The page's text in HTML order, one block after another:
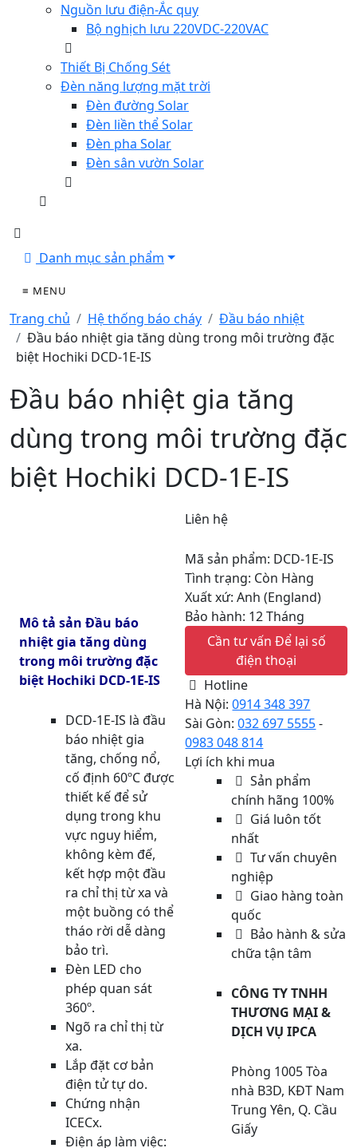
Nguồn lưu điện-Ắc quy
Bộ nghịch lưu 220VDC-220VAC
Thiết Bị Chống Sét
Đèn năng lượng mặt trời
Đèn đường Solar
Đèn liền thể Solar
Đèn pha Solar
Đèn sân vườn Solar
Danh mục sản phẩm
≡ MENU
Trang chủ Hệ thống báo cháy
Đầu báo nhiệt
Đầu báo nhiệt gia tăng dùng trong môi trường đặc
biệt Hochiki DCD-1E-IS
Đầu báo nhiệt gia tăng
dùng trong môi trường đặc
biệt Hochiki DCD-1E-IS
Liên hệ
Mã sản phẩm: DCD-1E-IS
Tình trạng: Còn Hàng
Xuất xứ: Anh (England)
Bảo hành: 12 Tháng
Cần tư vấn Để lại số
điện thoại
Hotline
Hà Nội:0914 348 397
Sài Gòn:032 697 5555-
0983 048 814
Lợi ích khi mua
Sản phẩm
chính hãng 100%
Giá luôn tốt
nhất
Tư vấn chuyên
nghiệp
Giao hàng toàn
quốc
Bảo hành & sửa
chữa tận tâm
CÔNG TY TNHH
THƯƠNG MẠI &
DỊCH VỤ IPCA
Phòng 1005 Tòa
nhà B3D, KĐT Nam
Trung Yên, Q. Cầu
Giấy
Mô tả sản Đầu báo
nhiệt gia tăng dùng
trong môi trường đặc
biệt Hochiki DCD-1E-IS
DCD-1E-IS là đầu
báo nhiệt gia
tăng, chống nổ,
cố định 60ºC được
thiết kế để sử
dụng trong khu
vực nguy hiểm,
không kèm đế,
kết hợp một đầu
ra chỉ thị từ xa và
một buồng có thể
tháo rời dễ dàng
bảo trì.
Đèn LED cho
phép quan sát
360º.
Ngõ ra chỉ thị từ
xa.
Lắp đặt cơ bản
điện tử tự do.
Chứng nhận
ICECx.
Điện áp làm việc: